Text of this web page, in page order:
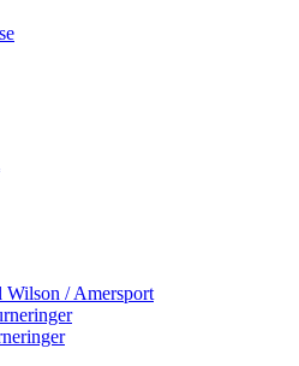
Wilson / Amersport